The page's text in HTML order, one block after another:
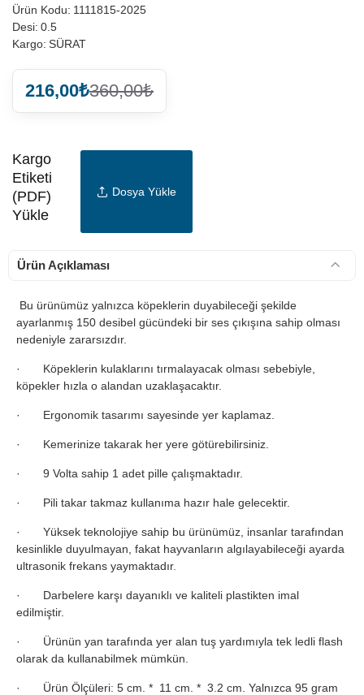
Ürün Kodu: 1111815-2025
Desi: 0.5
Kargo: SÜRAT
216,00₺360,00₺
Kargo
Etiketi
(PDF)
Yükle
Dosya Yükle
Ürün Açıklaması
Bu ürünümüz yalnızca köpeklerin duyabileceği şekilde
ayarlanmış 150 desibel gücündeki bir ses çıkışına sahip olması
nedeniyle zararsızdır.
· Köpeklerin kulaklarını tırmalayacak olması sebebiyle,
köpekler hızla o alandan uzaklaşacaktır.
· Ergonomik tasarımı sayesinde yer kaplamaz.
· Kemerinize takarak her yere götürebilirsiniz.
· 9 Volta sahip 1 adet pille çalışmaktadır.
· Pili takar takmaz kullanıma hazır hale gelecektir.
· Yüksek teknolojiye sahip bu ürünümüz, insanlar tarafından
kesinlikle duyulmayan, fakat hayvanların algılayabileceği ayarda
ultrasonik frekans yaymaktadır.
· Darbelere karşı dayanıklı ve kaliteli plastikten imal
edilmiştir.
· Ürünün yan tarafında yer alan tuş yardımıyla tek ledli flash
olarak da kullanabilmek mümkün.
· Ürün Ölçüleri: 5 cm. * 11 cm. * 3.2 cm. Yalnızca 95 gram